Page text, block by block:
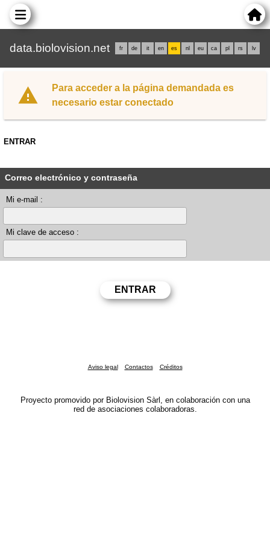
data.biolovision.net fr de it en es nl eu ca pl rs lv
Para acceder a la página demandada es
necesario estar conectado
ENTRAR
Correo electrónico y contraseña
Mi e-mail :
Mi clave de acceso :
Aviso legal Contactos Créditos
Proyecto promovido por Biolovision Sàrl, en colaboración con una
red de asociaciones colaboradoras.